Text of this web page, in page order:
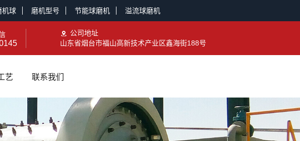
机球 磨机型号 节能球磨机 溢流球磨机
公司地址
山东省烟台市福山高新技术产业区鑫海街188号
艺 联系我们